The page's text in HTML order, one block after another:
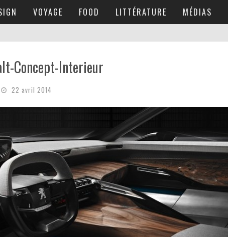
VOYAGE FOOD LITTÉRATURE MÉDIAS
Concept-Interieur
22 avril 2014